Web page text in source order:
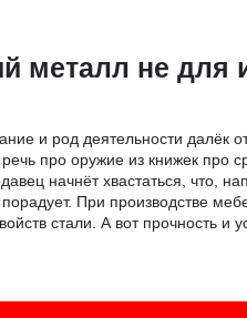
металл не для
и род деятельности далёк
про оружие из книжек про
начнёт хвастаться, что,
порадует. При производстве
стали. А вот прочность и